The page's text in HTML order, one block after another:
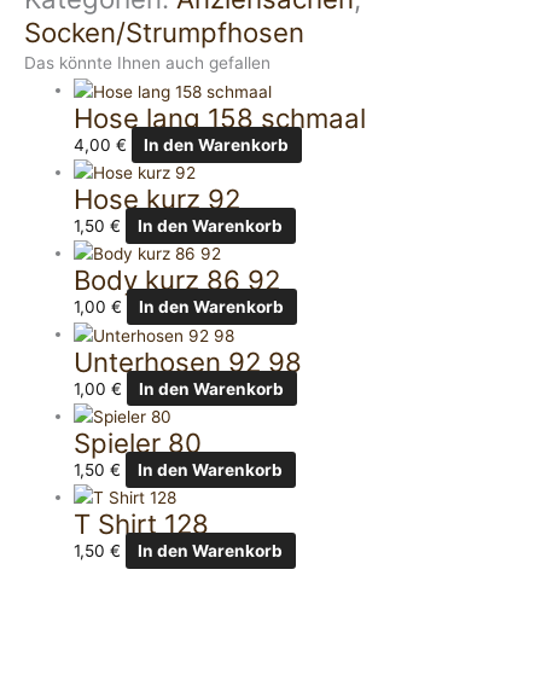
Socken/Strumpfhosen
Das könnte Ihnen auch gefallen
Hose lang 158 schmaal
4,00€ In den Warenkorb
Hose kurz 92
1,50€ In den Warenkorb
Body kurz 86 92
1,00€ In den Warenkorb
Unterhosen 92 98
1,00€ In den Warenkorb
Spieler 80
1,50€ In den Warenkorb
T Shirt 128
1,50€ In den Warenkorb